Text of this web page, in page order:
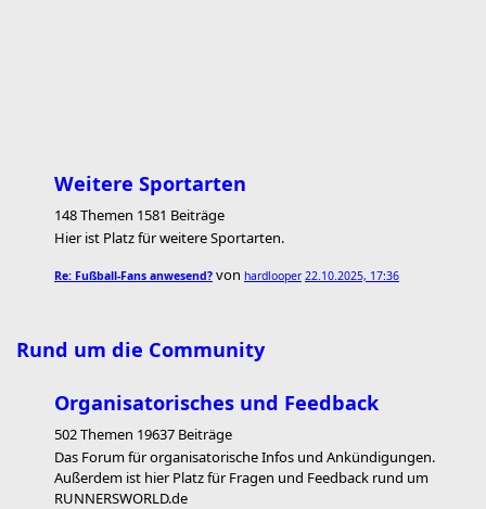
Weitere Sportarten
148 Themen 1581 Beiträge
Hier ist Platz für weitere Sportarten.
Re: Fußball-Fans anwesend? von hardlooper 22.10.2025, 17:36
Rund um die Community
Organisatorisches und Feedback
502 Themen 19637 Beiträge
Das Forum für organisatorische Infos und Ankündigungen.
Außerdem ist hier Platz für Fragen und Feedback rund um
RUNNERSWORLD.de